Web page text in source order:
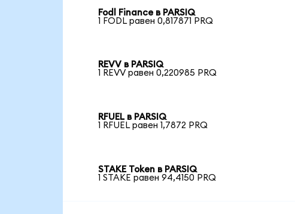
Fodl Finance в PARSIQ
1 FODL равен 0,817871 PRQ
REVV в PARSIQ
1 REVV равен 0,220985 PRQ
RFUEL в PARSIQ
1 RFUEL равен 1,7872 PRQ
STAKE Token в PARSIQ
1 STAKE равен 94,4150 PRQ